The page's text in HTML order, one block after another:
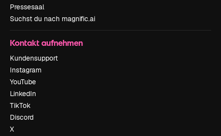
Pressesaal
Suchst du nach magnific.ai
Kontakt aufnehmen
Kundensupport
Instagram
YouTube
LinkedIn
TikTok
Discord
X